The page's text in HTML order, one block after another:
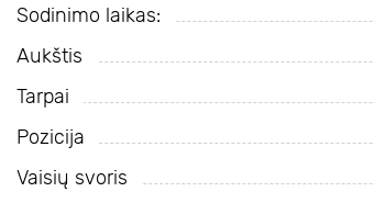
Sodinimo laikas:
Aukštis
Tarpai
Pozicija
Vaisių svoris